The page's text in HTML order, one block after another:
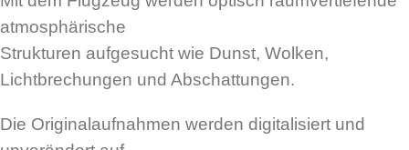
atmosphärische
Strukturen aufgesucht wie Dunst, Wolken,
Lichtbrechungen und Abschattungen.
Die Originalaufnahmen werden digitalisiert und